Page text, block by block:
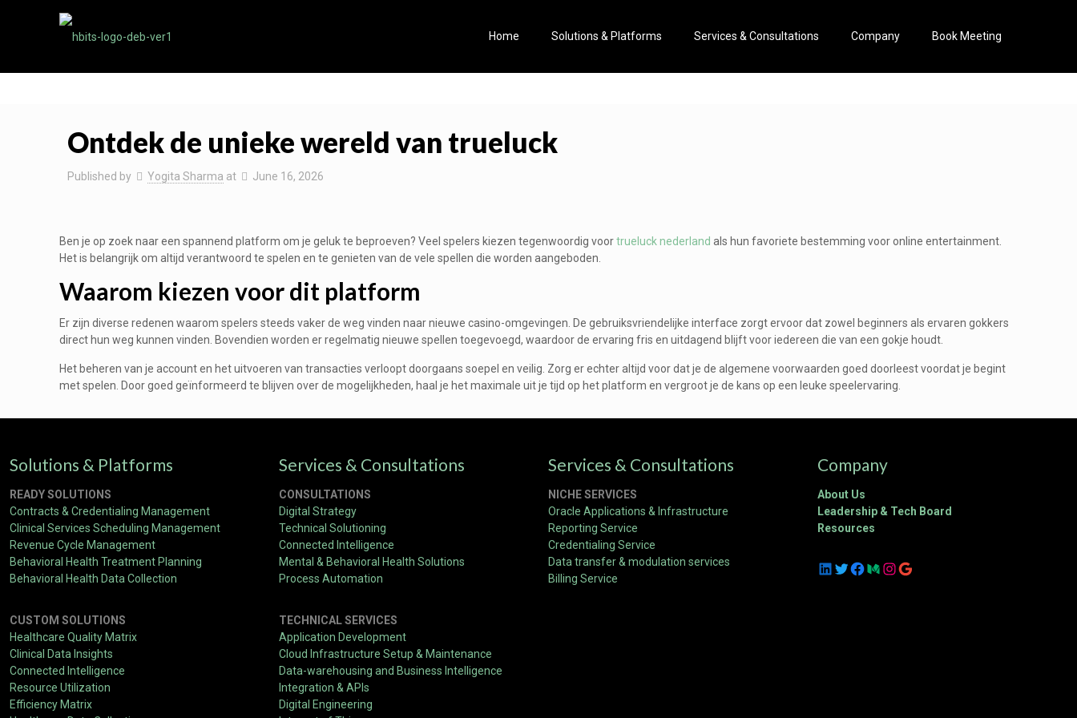
Home Solutions & Platforms Services & Consultations Company Book Meeting
Ontdek de unieke wereld van trueluck
Published by Yogita Sharma at June 16, 2026
Ben je op zoek naar een spannend platform om je geluk te beproeven? Veel spelers kiezen tegenwoordig voortrueluck nederland als hun favoriete bestemming voor online entertainment.
Het is belangrijk om altijd verantwoord te spelen en te genieten van de vele spellen die worden aangeboden.
Waarom kiezen voor dit platform
Er zijn diverse redenen waarom spelers steeds vaker de weg vinden naar nieuwe casino-omgevingen. De gebruiksvriendelijke interface zorgt ervoor dat zowel beginners als ervaren gokkers
direct hun weg kunnen vinden. Bovendien worden er regelmatig nieuwe spellen toegevoegd, waardoor de ervaring fris en uitdagend blijft voor iedereen die van een gokje houdt.
Het beheren van je account en het uitvoeren van transacties verloopt doorgaans soepel en veilig. Zorg er echter altijd voor dat je de algemene voorwaarden goed doorleest voordat je begint
met spelen. Door goed geïnformeerd te blijven over de mogelijkheden, haal je het maximale uit je tijd op het platform en vergroot je de kans op een leuke speelervaring.
Solutions & Platforms
READY SOLUTIONS
Contracts & Credentialing Management
Clinical Services Scheduling Management
Revenue Cycle Management
Behavioral Health Treatment Planning
Behavioral Health Data Collection
CUSTOM SOLUTIONS
Healthcare Quality Matrix
Clinical Data Insights
Connected Intelligence
Resource Utilization
Efficiency Matrix
Services & Consultations
CONSULTATIONS
Digital Strategy
Technical Solutioning
Connected Intelligence
Mental & Behavioral Health Solutions
Process Automation
TECHNICAL SERVICES
Application Development
Cloud Infrastructure Setup & Maintenance
Data-warehousing and Business Intelligence
Integration & APIs
Digital Engineering
Services & Consultations
NICHE SERVICES
Oracle Applications & Infrastructure
Reporting Service
Credentialing Service
Data transfer & modulation services
Billing Service
Company
About Us
Leadership & Tech Board
Resources
LinkedIn
Twitter
Facebook
Medium
Instagram
Google